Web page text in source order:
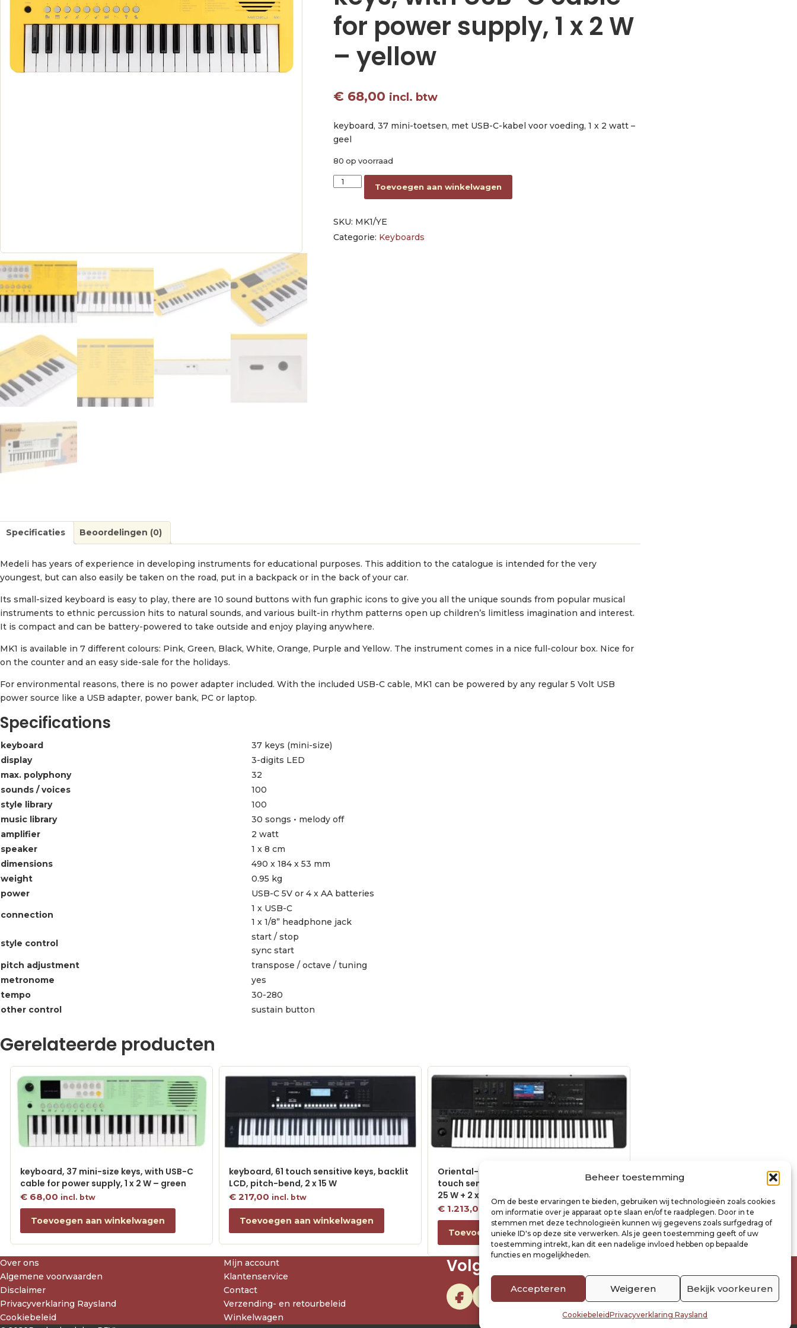
Beheer toestemming
Om de beste ervaringen te bieden, gebruiken wij technologieën zoals cookies
om informatie over je apparaat op te slaan en/of te raadplegen. Door in te
stemmen met deze technologieën kunnen wij gegevens zoals surfgedrag of
unieke ID's op deze site verwerken. Als je geen toestemming geeft of uw
toestemming intrekt, kan dit een nadelige invloed hebben op bepaalde
functies en mogelijkheden.
Accepteren Weigeren Bekijk voorkeuren
CookiebeleidPrivacyverklaring Raysland
for power supply, 1 x 2 W
– yellow
€ 68,00 incl. btw
keyboard, 37 mini-toetsen, met USB-C-kabel voor voeding, 1 x 2 watt –
geel
80 op voorraad
keyboard, 37 mini-size keys, with USB-C cable for power supply, 1 x 2 W - yellow aantal
Toevoegen aan winkelwagen
SKU: MK1/YE
Categorie: Keyboards
Specificaties Beoordelingen (0)
Medeli has years of experience in developing instruments for educational purposes. This addition to the catalogue is intended for the very
youngest, but can also easily be taken on the road, put in a backpack or in the back of your car.
Its small-sized keyboard is easy to play, there are 10 sound buttons with fun graphic icons to give you all the unique sounds from popular musical
instruments to ethnic percussion hits to natural sounds, and various built-in rhythm patterns open up children’s limitless imagination and interest.
It is compact and can be battery-powered to take outside and enjoy playing anywhere.
MK1 is available in 7 different colours: Pink, Green, Black, White, Orange, Purple and Yellow. The instrument comes in a nice full-colour box. Nice for
on the counter and an easy side-sale for the holidays.
For environmental reasons, there is no power adapter included. With the included USB-C cable, MK1 can be powered by any regular 5 Volt USB
power source like a USB adapter, power bank, PC or laptop.
Specifications
keyboard
37 keys (mini-size)
display
3-digits LED
max. polyphony
32
sounds / voices
100
style library
100
music library
30 songs • melody off
amplifier
2 watt
speaker
1 x 8 cm
dimensions
490 x 184 x 53 mm
weight
0.95 kg
power
USB-C 5V or 4 x AA batteries
connection
1 x USB-C
1 x 1/8” headphone jack
style control
start / stop
sync start
pitch adjustment
transpose / octave / tuning
metronome
yes
tempo
30-280
other control
sustain button
Gerelateerde producten
keyboard, 37 mini-size keys, with USB-C
cable for power supply, 1 x 2 W – green
€ 68,00 incl. btw
Toevoegen aan winkelwagen
keyboard, 61 touch sensitive keys, backlit
LCD, pitch-bend, 2 x 15 W
€ 217,00 incl. btw
Toevoegen aan winkelwagen
Oriental- Arabic digital workstation, 61
touch sensitive keys, 7″ touch screen, 2 x
25 W + 2 x 15 W
€1.213,00 incl. btw
Toevoegen aan winkelwagen
Over ons
Algemene voorwaarden
Disclaimer
Privacyverklaring Raysland
Cookiebeleid
Mijn account
Klantenservice
Contact
Verzending- en retourbeleid
Winkelwagen
Volg ons